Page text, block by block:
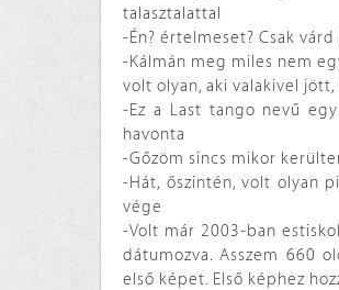
talasztalattal
-Én? értelmeset? Csak
-Kálmán meg miles nem
volt olyan, aki valakivel
-Ez a Last tango nevű
havonta
-Gőzöm sincs mikor
-Hát, őszintén, volt olyan
vége
-Volt már 2003-ban
dátumozva. Asszem 660
első képet. Első képhez